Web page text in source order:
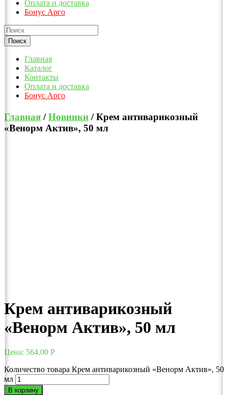
Оплата и доставка
Бонус Арго
Главная
Каталог
Контакты
Оплата и доставка
Бонус Арго
Главная /Новинки / Крем антиварикозный
«Венорм Актив», 50 мл
Крем антиварикозный
«Венорм Актив», 50 мл
Цена: 564.00 Р
Количество товара Крем антиварикозный «Венорм Актив», 50
мл
В корзину